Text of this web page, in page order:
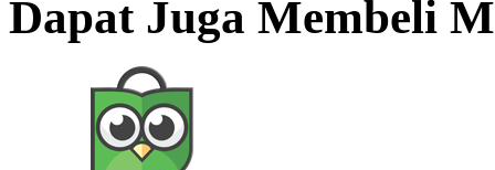
Dapat Juga Membeli